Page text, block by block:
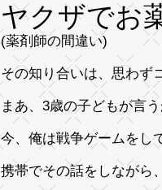
ヤクザでお
(薬剤師の間違い)
その知り合いは、思わず
まあ、3歳の子どもが言
今、俺は戦争ゲームを
携帯でその話をしながら